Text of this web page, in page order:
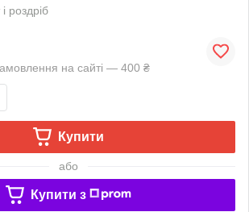
роздріб
на сайті — 400 ₴
Купити
або
Купити з